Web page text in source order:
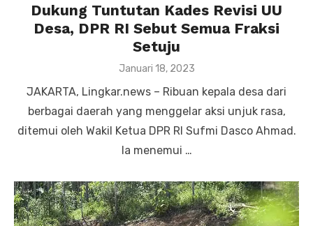
Dukung Tuntutan Kades Revisi UU
Desa, DPR RI Sebut Semua Fraksi
Setuju
Posted
Januari 18, 2023
JAKARTA, Lingkar.news – Ribuan kepala desa dari
berbagai daerah yang menggelar aksi unjuk rasa,
ditemui oleh Wakil Ketua DPR RI Sufmi Dasco Ahmad.
Ia menemui …